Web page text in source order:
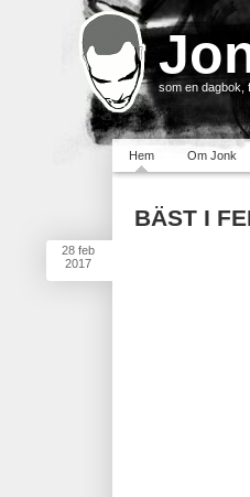
som en dagbok,
Hem Om Jonk
28 feb
2017
BÄST I